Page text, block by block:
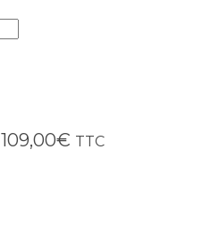
109,00€ TTC